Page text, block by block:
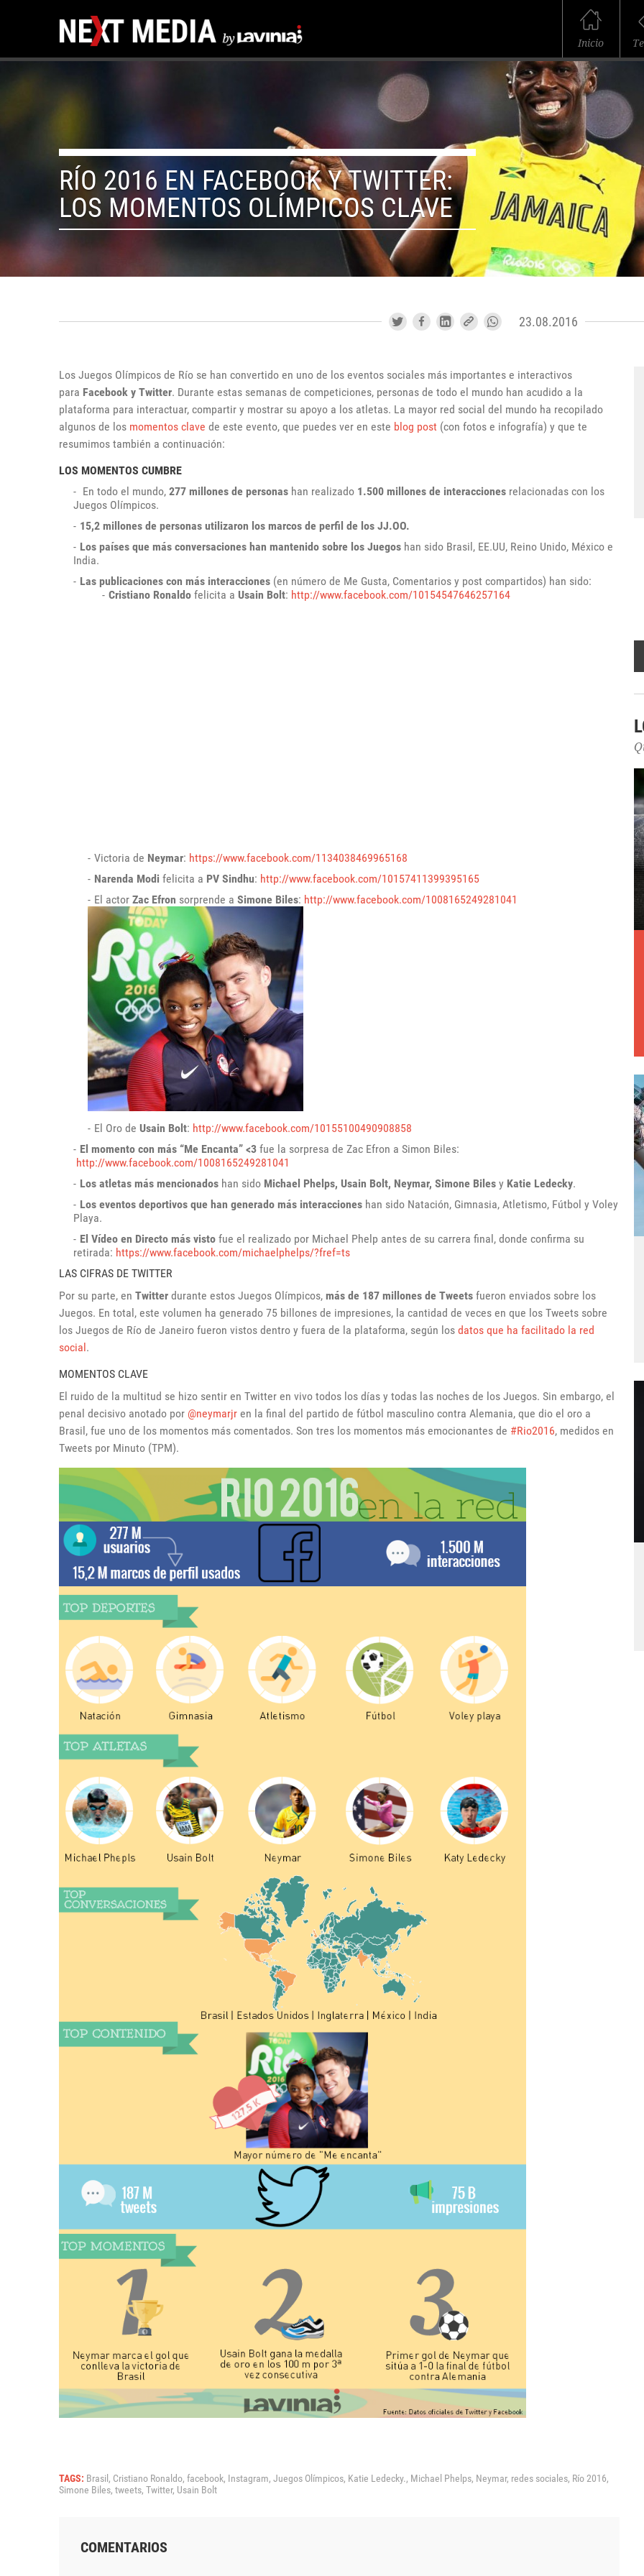
Inicio
RÍO 2016 EN FACEBOOK Y TWITTER:
LOS MOMENTOS OLÍMPICOS CLAVE
23.08.2016
Los Juegos Olímpicos de Río se han convertido en uno de los eventos sociales más importantes e interactivos
para Facebook y Twitter. Durante estas semanas de competiciones, personas de todo el mundo han acudido a la
plataforma para interactuar, compartir y mostrar su apoyo a los atletas. La mayor red social del mundo ha recopilado
algunos de los momentos clave de este evento, que puedes ver en este blog post (con fotos e infografía) y que te
resumimos también a continuación:
LOS MOMENTOS CUMBRE
En todo el mundo, 277 millones de personas han realizado 1.500 millones de interacciones relacionadas con los
Juegos Olímpicos.
15,2 millones de personas utilizaron los marcos de perfil de los JJ.OO.
Los países que más conversaciones han mantenido sobre los Juegos han sido Brasil, EE.UU, Reino Unido, México e
India.
Las publicaciones con más interacciones (en número de Me Gusta, Comentarios y post compartidos) han sido:
Cristiano Ronaldo felicita a Usain Bolt: http://www.facebook.com/10154547646257164
Victoria de Neymar: https://www.facebook.com/1134038469965168
Narenda Modi felicita a PV Sindhu: http://www.facebook.com/10157411399395165
El actor Zac Efron sorprende a Simone Biles: http://www.facebook.com/1008165249281041
El Oro de Usain Bolt: http://www.facebook.com/10155100490908858
El momento con más “Me Encanta” <3 fue la sorpresa de Zac Efron a Simon Biles:
http://www.facebook.com/1008165249281041
Los atletas más mencionados han sido Michael Phelps, Usain Bolt, Neymar, Simone Biles y Katie Ledecky.
Los eventos deportivos que han generado más interacciones han sido Natación, Gimnasia, Atletismo, Fútbol y Voley
Playa.
El Vídeo en Directo más visto fue el realizado por Michael Phelp antes de su carrera final, donde confirma su
retirada: https://www.facebook.com/michaelphelps/?fref=ts
LAS CIFRAS DE TWITTER
Por su parte, en Twitter durante estos Juegos Olímpicos, más de 187 millones de Tweets fueron enviados sobre los
Juegos. En total, este volumen ha generado 75 billones de impresiones, la cantidad de veces en que los Tweets sobre
los Juegos de Río de Janeiro fueron vistos dentro y fuera de la plataforma, según los datos que ha facilitado la red
social.
MOMENTOS CLAVE
El ruido de la multitud se hizo sentir en Twitter en vivo todos los días y todas las noches de los Juegos. Sin embargo, el
penal decisivo anotado por @neymarjr en la final del partido de fútbol masculino contra Alemania, que dio el oro a
Brasil, fue uno de los momentos más comentados. Son tres los momentos más emocionantes de #Rio2016, medidos en
Tweets por Minuto (TPM).
TAGS: Brasil, Cristiano Ronaldo, facebook, Instagram, Juegos Olímpicos, Katie Ledecky., Michael Phelps, Neymar, redes sociales, Río 2016,
Simone Biles, tweets, Twitter, Usain Bolt
COMENTARIOS